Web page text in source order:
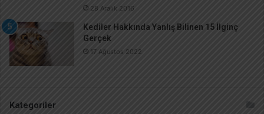
28 Aralık 2016
Kediler Hakkında Yanlış Bilinen 15 İlginç
Gerçek
17 Ağustos 2022
Kategoriler